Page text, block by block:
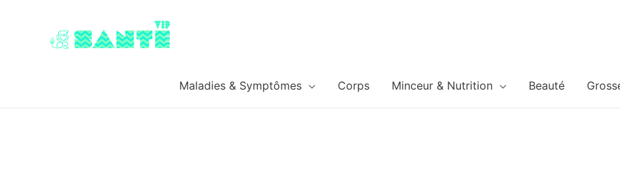
Maladies & Symptômes Corps Minceur & Nutrition Beauté